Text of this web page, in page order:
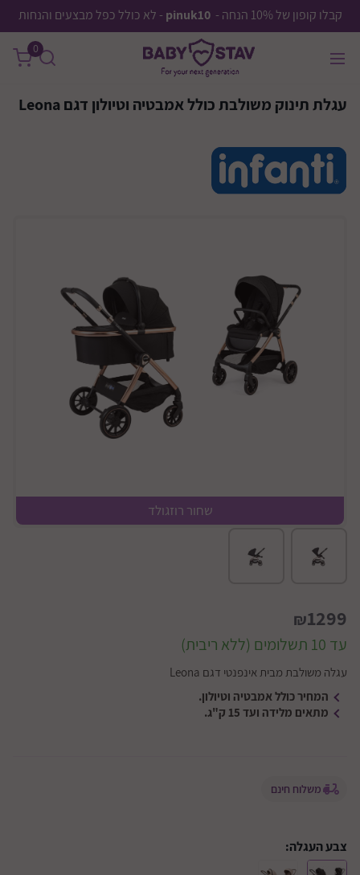
קבלו קופון של 10% הנחה - pinuk10 - לא כולל כפל מבצעים והנחות
0
עגלת תינוק משולבת כולל אמבטיה וטיולון דגם Leona
שחור רוזגולד
נגד הכיוון
₪1299
עד 10 תשלומים (ללא ריבית)
עגלה משולבת מבית אינפנטי דגם Leona
המחיר כולל אמבטיה וטיולון.
מתאים מלידה ועד 15 ק"ג.
משלוח חינם
צבע העגלה: